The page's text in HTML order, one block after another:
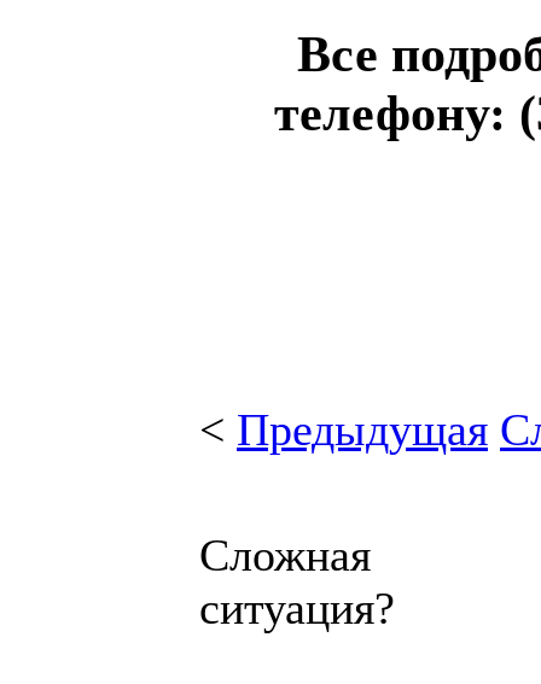
Все
телефону:
< Предыдущая
Сложная
ситуация?